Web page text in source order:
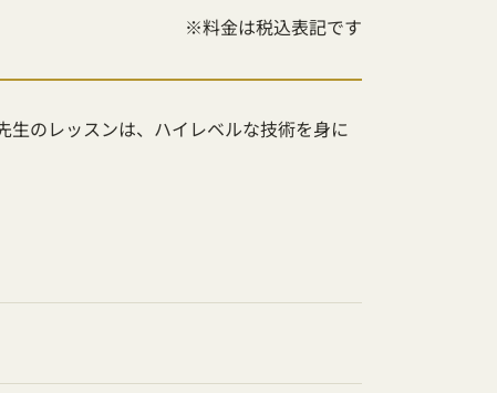
※料金は税込表記です
のレッスンは、ハイレベルな技術を身に